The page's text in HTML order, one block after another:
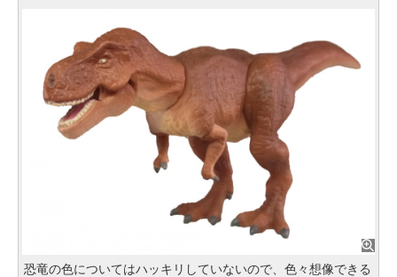
恐竜の色についてはハッキリしていないので、色々想像できる